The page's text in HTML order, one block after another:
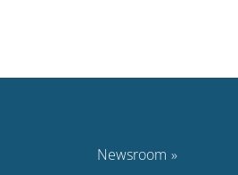
Newsroom